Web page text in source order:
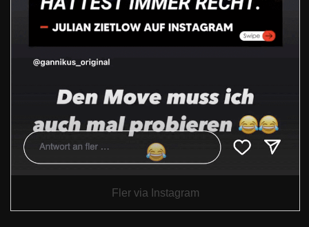
Fler via Instagram